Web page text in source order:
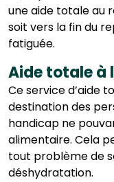
une aide totale au
soit vers la fin du
fatiguée.
Aide totale à
Ce service d’aide
destination des
handicap ne
alimentaire. Cela
tout problème de
déshydratation.